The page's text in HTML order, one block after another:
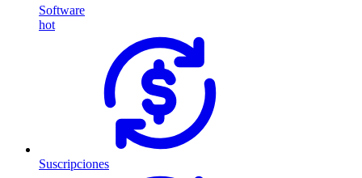
Software
hot
Suscripciones